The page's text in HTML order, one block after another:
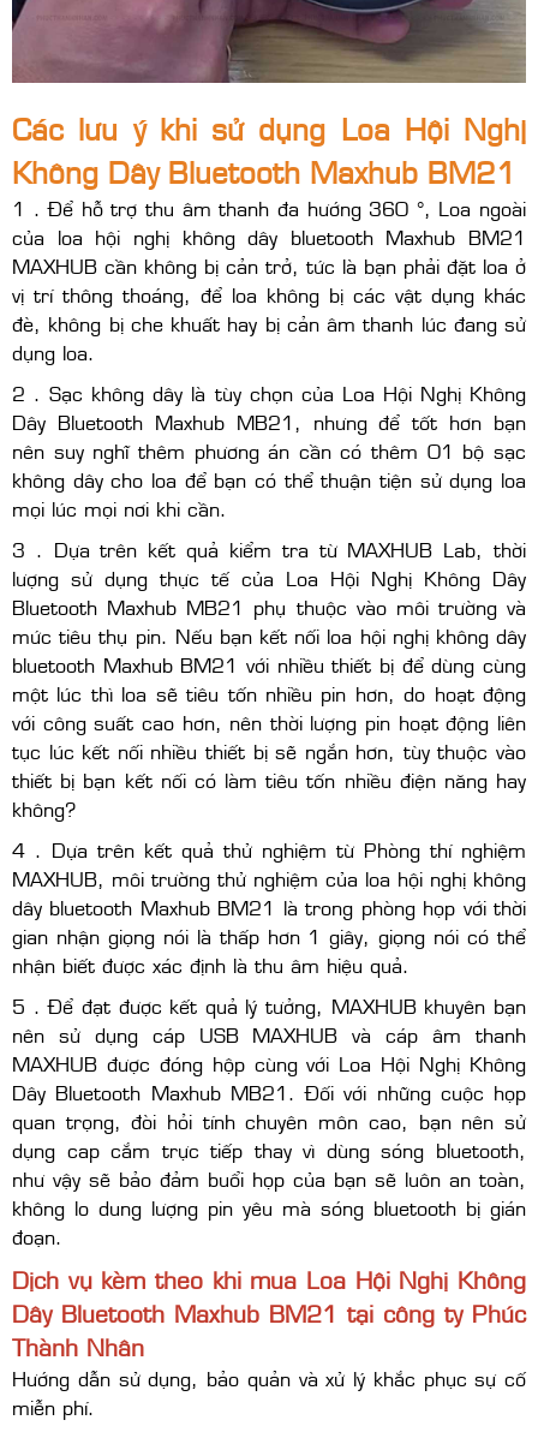
Các lưu ý khi sử dụng Loa Hội Nghị
Không Dây Bluetooth Maxhub BM21
1 . Để hỗ trợ thu âm thanh đa hướng 360 °, Loa ngoài
của loa hội nghị không dây bluetooth Maxhub BM21
MAXHUB cần không bị cản trở, tức là bạn phải đặt loa ở
vị trí thông thoáng, để loa không bị các vật dụng khác
đè, không bị che khuất hay bị cản âm thanh lúc đang sử
dụng loa.
2 . Sạc không dây là tùy chọn của Loa Hội Nghị Không
Dây Bluetooth Maxhub MB21, nhưng để tốt hơn bạn
nên suy nghĩ thêm phương án cần có thêm 01 bộ sạc
không dây cho loa để bạn có thể thuận tiện sử dụng loa
mọi lúc mọi nơi khi cần.
3 . Dựa trên kết quả kiểm tra từ MAXHUB Lab, thời
lượng sử dụng thực tế của Loa Hội Nghị Không Dây
Bluetooth Maxhub MB21 phụ thuộc vào môi trường và
mức tiêu thụ pin. Nếu bạn kết nối loa hội nghị không dây
bluetooth Maxhub BM21 với nhiều thiết bị để dùng cùng
một lúc thì loa sẽ tiêu tốn nhiều pin hơn, do hoạt động
với công suất cao hơn, nên thời lượng pin hoạt động liên
tục lúc kết nối nhiều thiết bị sẽ ngắn hơn, tùy thuộc vào
thiết bị bạn kết nối có làm tiêu tốn nhiều điện năng hay
không?
4 . Dựa trên kết quả thử nghiệm từ Phòng thí nghiệm
MAXHUB, môi trường thử nghiệm của loa hội nghị không
dây bluetooth Maxhub BM21 là trong phòng họp với thời
gian nhận giọng nói là thấp hơn 1 giây, giọng nói có thể
nhận biết được xác định là thu âm hiệu quả.
5 . Để đạt được kết quả lý tưởng, MAXHUB khuyên bạn
nên sử dụng cáp USB MAXHUB và cáp âm thanh
MAXHUB được đóng hộp cùng với Loa Hội Nghị Không
Dây Bluetooth Maxhub MB21. Đối với những cuộc họp
quan trọng, đòi hỏi tính chuyên môn cao, bạn nên sử
dụng cap cắm trực tiếp thay vì dùng sóng bluetooth,
như vậy sẽ bảo đảm buổi họp của bạn sẽ luôn an toàn,
không lo dung lượng pin yêu mà sóng bluetooth bị gián
đoạn.
Dịch vụ kèm theo khi mua Loa Hội Nghị Không
Dây Bluetooth Maxhub BM21 tại công ty Phúc
Thành Nhân
Hướng dẫn sử dụng, bảo quản và xử lý khắc phục sự cố
miễn phí.